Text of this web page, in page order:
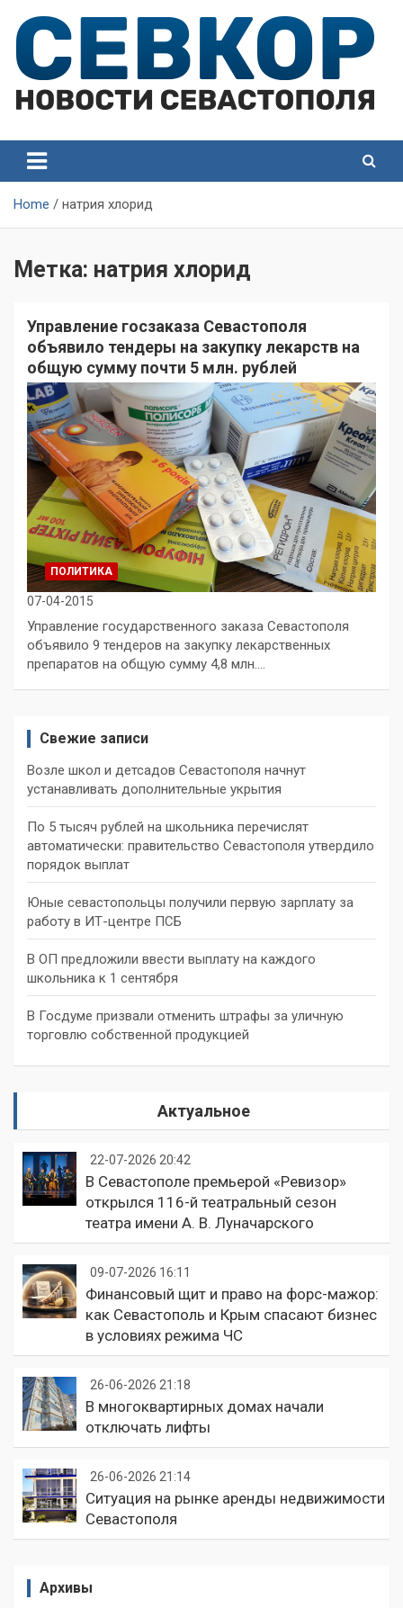
content
Севастополя
Севастополя
Home натрия хлорид
Метка: натрия хлорид
Управление госзаказа Севастополя
объявило тендеры на закупку лекарств на
общую сумму почти 5 млн. рублей
ПОЛИТИКА
07-04-2015
Управление государственного заказа Севастополя
объявило 9 тендеров на закупку лекарственных
препаратов на общую сумму 4,8 млн.…
Свежие записи
Возле школ и детсадов Севастополя начнут
устанавливать дополнительные укрытия
По 5 тысяч рублей на школьника перечислят
автоматически: правительство Севастополя утвердило
порядок выплат
Юные севастопольцы получили первую зарплату за
работу в ИТ-центре ПСБ
В ОП предложили ввести выплату на каждого
школьника к 1 сентября
В Госдуме призвали отменить штрафы за уличную
торговлю собственной продукцией
Актуальное
22-07-2026 20:42
В Севастополе премьерой «Ревизор»
открылся 116-й театральный сезон
театра имени А. В. Луначарского
09-07-2026 16:11
Финансовый щит и право на форс-мажор:
как Севастополь и Крым спасают бизнес
в условиях режима ЧС
26-06-2026 21:18
В многоквартирных домах начали
отключать лифты
26-06-2026 21:14
Ситуация на рынке аренды недвижимости
Севастополя
Архивы